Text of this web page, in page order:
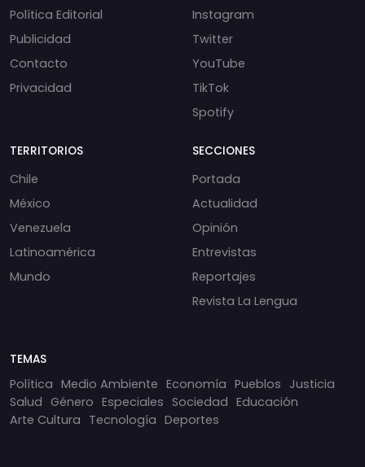
Política Editorial
Publicidad
Contacto
Privacidad
Instagram
Twitter
YouTube
TikTok
Spotify
TERRITORIOS
Chile
México
Venezuela
Latinoamérica
Mundo
SECCIONES
Portada
Actualidad
Opinión
Entrevistas
Reportajes
Revista La Lengua
TEMAS
Política Medio Ambiente Economía Pueblos Justicia
Salud Género Especiales Sociedad Educación
Arte Cultura Tecnología Deportes